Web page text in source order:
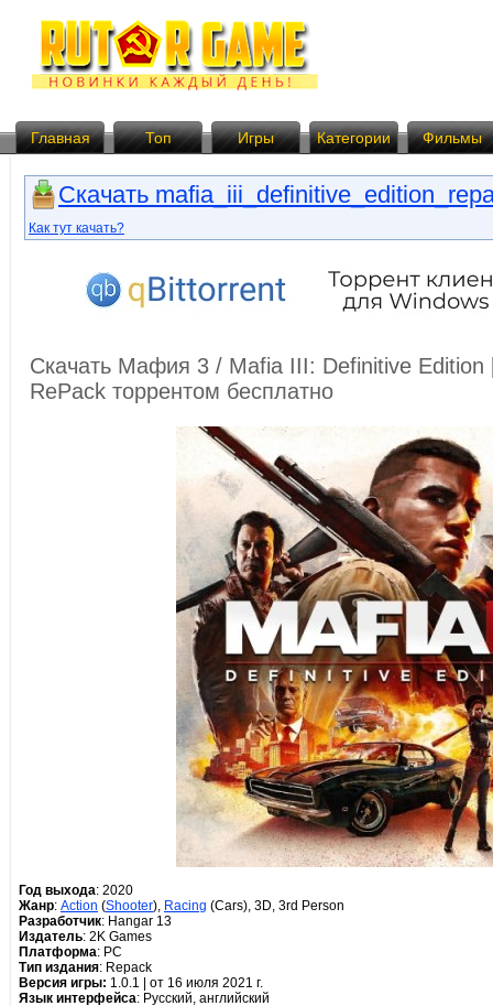
Главная Топ Игры Категории Фильмы
Скачать
Как тут качать?
Скачать Мафия 3 / Mafia III: Definitive
RePack торрентом бесплатно
Год выхода: 2020
Жанр: Action (Shooter), Racing (Cars), 3D, 3rd Person
Разработчик: Hangar 13
Издатель: 2K Games
Платформа: РС
Тип издания: Repack
Версия игры: 1.0.1 | от 16 июля 2021 г.
Язык интерфейса: Русский, английский